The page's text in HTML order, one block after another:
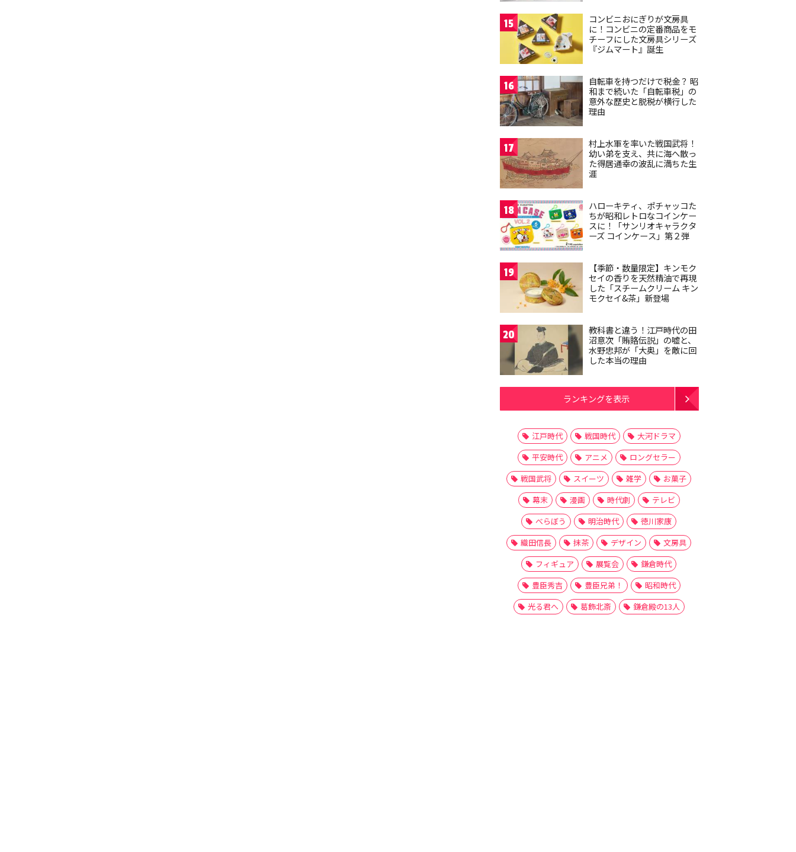
15
コンビニおにぎりが文房具
に！コンビニの定番商品をモ
チーフにした文房具シリーズ
『ジムマート』誕生
16
自転車を持つだけで税金？ 昭
和まで続いた「自転車税」の
意外な歴史と脱税が横行した
理由
17
村上水軍を率いた戦国武将！
幼い弟を支え、共に海へ散っ
た得居通幸の波乱に満ちた生
涯
18
ハローキティ、ポチャッコた
ちが昭和レトロなコインケー
スに！「サンリオキャラクタ
ーズ コインケース」第２弾
19
【季節・数量限定】キンモク
セイの香りを天然精油で再現
した「スチームクリーム キン
モクセイ&茶」新登場
20
教科書と違う！江戸時代の田
沼意次「賄賂伝説」の嘘と、
水野忠邦が「大奥」を敵に回
した本当の理由
ランキングを表示
江戸時代 戦国時代
大河ドラマ
平安時代
アニメ
ロングセラー
戦国武将
スイーツ 雑学
お菓子
幕末
漫画 時代劇
テレビ
べらぼう
明治時代
徳川家康
織田信長
抹茶 デザイン
文房具
フィギュア
展覧会
鎌倉時代
豊臣秀吉
豊臣兄弟！
昭和時代
光る君へ
葛飾北斎 鎌倉殿の13人